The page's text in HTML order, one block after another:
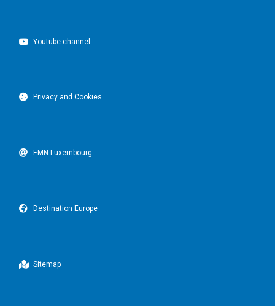
Youtube channel
Privacy and Cookies
EMN Luxembourg
Destination Europe
Sitemap